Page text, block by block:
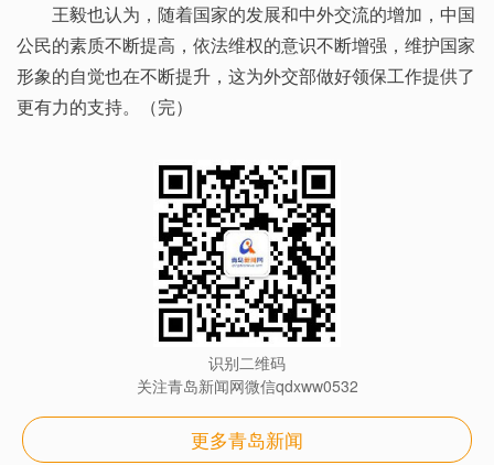
王毅也认为，随着国家的发展和中外交流的增加，中国
公民的素质不断提高，依法维权的意识不断增强，维护国家
形象的自觉也在不断提升，这为外交部做好领保工作提供了
更有力的支持。（完）
识别二维码
关注青岛新闻网微信qdxww0532
更多青岛新闻